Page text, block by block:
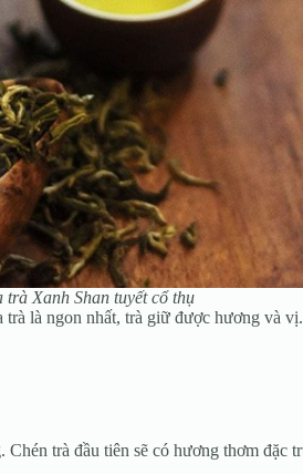
trà Xanh Shan tuyết cổ thụ
là ngon nhất, trà giữ được hương và
trà đầu tiên sẽ có hương thơm đặc